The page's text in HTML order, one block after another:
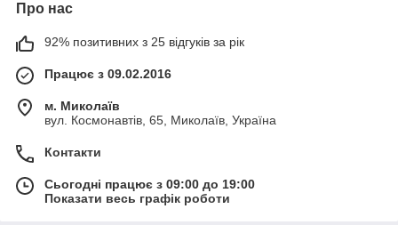
Про нас
92% позитивних з 25 відгуків за рік
Працює з 09.02.2016
м. Миколаїв
вул. Космонавтів, 65, Миколаїв, Україна
Контакти
Сьогодні працює з 09:00 до 19:00
Показати весь графік роботи